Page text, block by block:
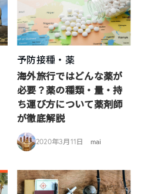
予防接種・薬
海外旅行ではどんな薬が
必要？薬の種類・量・持
ち運び方について薬剤師
が徹底解説
2020年3月11日 mai